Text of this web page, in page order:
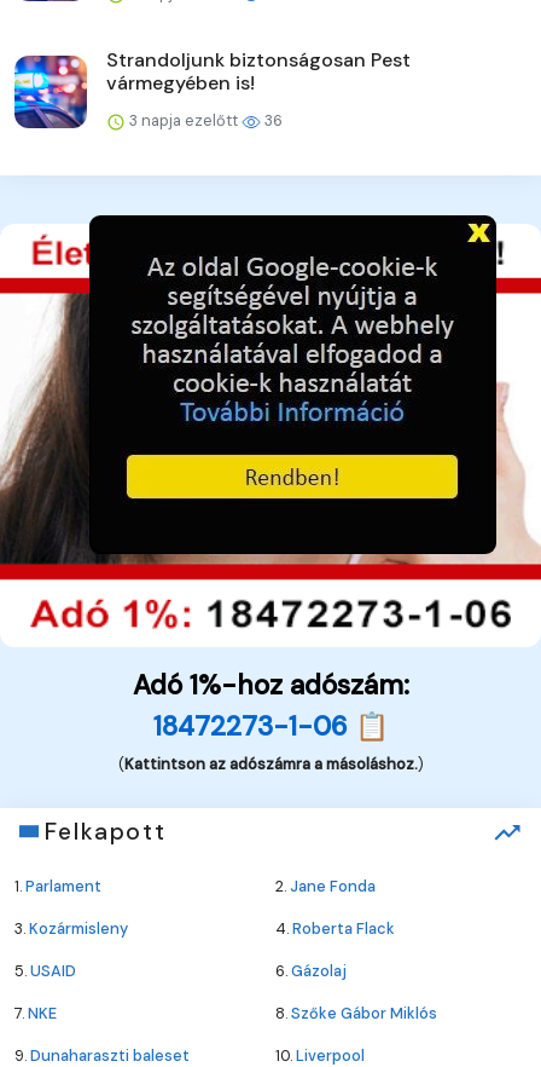
Strandoljunk biztonságosan Pest
vármegyében is!
3 napja ezelőtt 36
Adó 1%-hoz adószám:
18472273-1-06 📋
(Kattintson az adószámra a másoláshoz.)
Felkapott
1.Parlament 2.Jane Fonda
3.Kozármisleny 4.Roberta Flack
5.USAID 6.Gázolaj
7.NKE 8.Szőke Gábor Miklós
9.Dunaharaszti baleset 10.Liverpool